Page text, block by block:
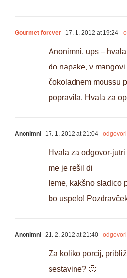
Gourmet forever 17. 1. 2012 at 19:24 -
Anonimni, ups –
do napake, v
čokoladnem moussu
popravila. Hvala za
Anonimni 17. 1. 2012 at 21:04 - odgovori
Hvala za odgovor-
me je rešil di
leme, kakšno sladico
bo uspelo!
Anonimni 21. 2. 2012 at 21:40 - odgovori
Za koliko porcij,
sestavine? 🙂